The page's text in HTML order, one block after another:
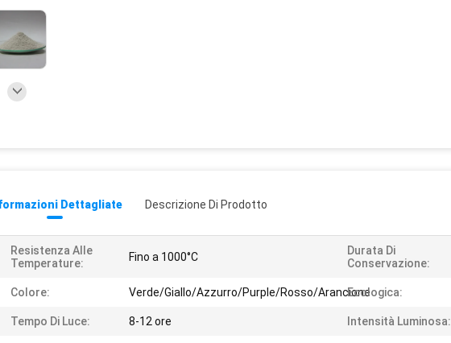
Dettagliate Descrizione Di Prodotto
Resistenza Alle
Temperature:
Fino a 1000°C
Durata Di
Conservazione:
Colore: Verde/Giallo/Azzurro/Purple/Rosso/ArancioneEcologica:
Tempo Di Luce: 8-12 ore Intensità Luminosa: